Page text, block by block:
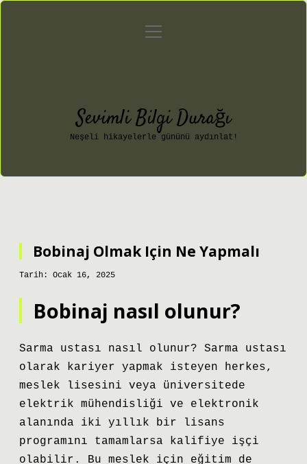
Gizlilik Politikası
menüyü
Sevimli Bilgi Durağı
Neşeli hikayelerle gününü aydınlat!
Bobinaj Olmak Için Ne Yapmalı
Tarih: Ocak 16, 2025
Bobinaj nasıl olunur?
Sarma ustası nasıl olunur? Sarma ustası
olarak kariyer yapmak isteyen herkes,
meslek lisesini veya üniversitede
elektrik mühendisliği ve elektronik
alanında iki yıllık bir lisans
programını tamamlarsa kalifiye işçi
olabilir. Bu meslek için eğitim de